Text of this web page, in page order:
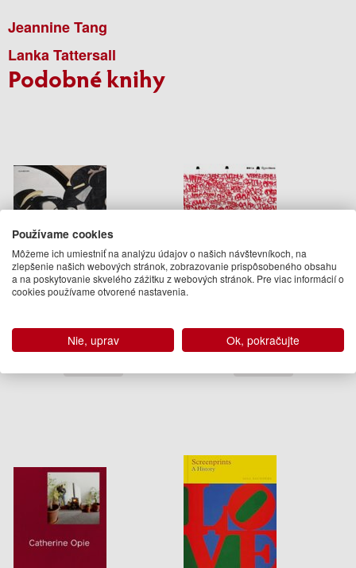
Jeannine Tang
Lanka Tattersall
Podobné knihy
Japanese Woodcuts
24.90 € 62.95 €
Používame cookies
Môžeme ich umiestniť na analýzu údajov o našich návštevníkoch, na
zlepšenie našich webových stránok, zobrazovanie prispôsobeného obsahu
a na poskytovanie skvelého zážitku z webových stránok. Pre viac informácií o
cookies používame otvorené nastavenia.
Nie, uprav Ok, pokračujte